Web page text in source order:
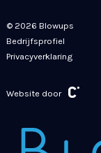
© 2026 Blowups
Bedrijfsprofiel
Privacyverklaring
Website door